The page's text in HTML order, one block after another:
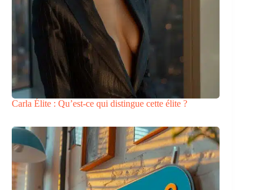
Carla Élite : Qu’est-ce qui distingue cette élite ?